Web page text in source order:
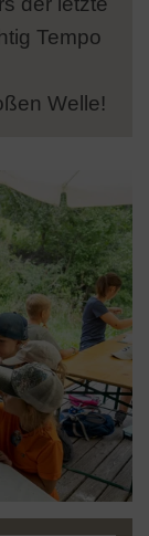
Tempo
Welle!